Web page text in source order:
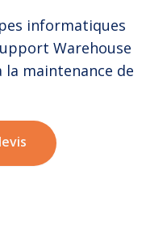
informatiques
Warehouse
maintenance de